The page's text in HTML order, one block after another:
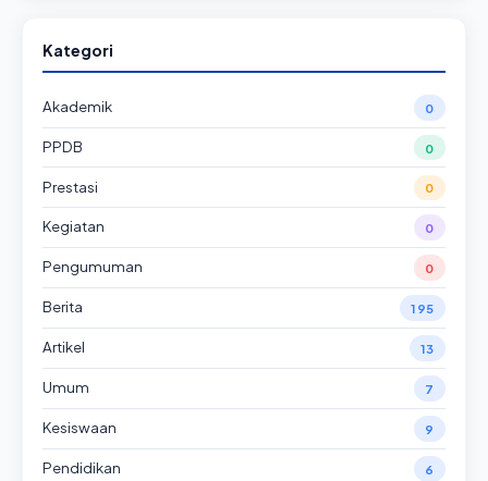
Kategori
Akademik 0
PPDB 0
Prestasi 0
Kegiatan 0
Pengumuman 0
Berita 195
Artikel 13
Umum 7
Kesiswaan 9
Pendidikan 6